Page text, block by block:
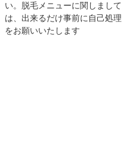
い。脱毛メニューに関しまして
は、出来るだけ事前に自己処理
をお願いいたします